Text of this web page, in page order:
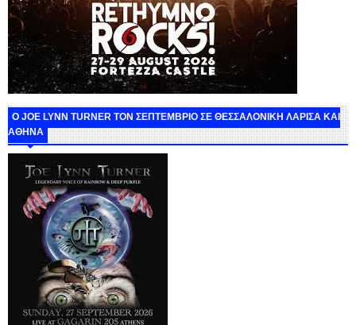
O JOE LYNN TURNER ΤΟΝ ΣΕΠΤΕΜΒΡΙΟ ΣΕ ΘΕΣΣΑΛΟΝΙΚΗ ΛΑΡΙΣΑ ΚΑΙ
ΑΘΗΝΑ